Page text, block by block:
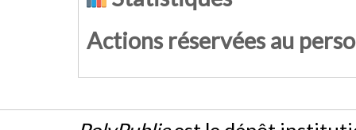
Actions réservées au